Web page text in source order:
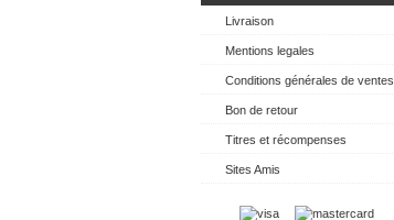
Livraison
Mentions legales
Conditions générales de ventes
Bon de retour
Titres et récompenses
Sites Amis